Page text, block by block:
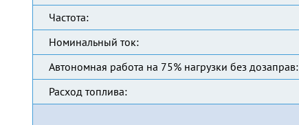
Частота:
Номинальный ток:
Автономная работа на 75% нагрузки без дозаправ:
Расход топлива: